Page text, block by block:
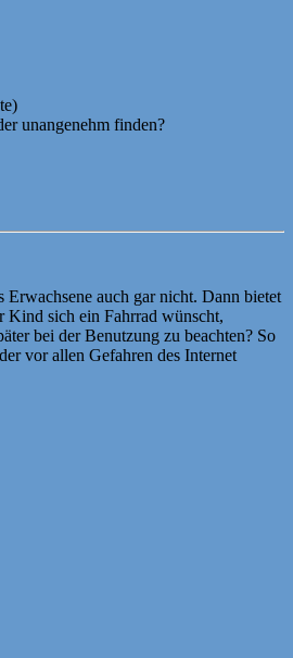
unangenehm finden?
auch gar nicht. Dann bietet
Kind sich ein Fahrrad wünscht,
bei der Benutzung zu beachten? So
vor allen Gefahren des Internet